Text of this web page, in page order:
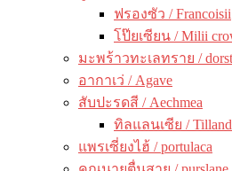
ฟรองซัว / Francoisii
โป๊ยเซียน / Milii
มะพร้าวทะเลทราย /
อากาเว่ / Agave
สับปะรดสี / Aechmea
ทิลแลนเซีย /
แพรเซี่ยงไฮ้ / portulaca